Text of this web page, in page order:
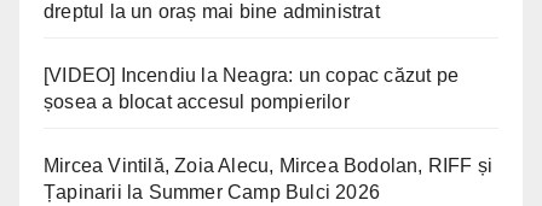
dreptul la un oraș mai bine administrat
[VIDEO] Incendiu la Neagra: un copac căzut pe
șosea a blocat accesul pompierilor
Mircea Vintilă, Zoia Alecu, Mircea Bodolan, RIFF și
Țapinarii la Summer Camp Bulci 2026